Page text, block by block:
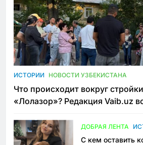
ИСТОРИИ НОВОСТИ УЗБЕКИСТАНА
Что происходит вокруг
«Лолазор»? Редакция Vaib.uz
ДОБРАЯ ЛЕНТА
С кем оставить